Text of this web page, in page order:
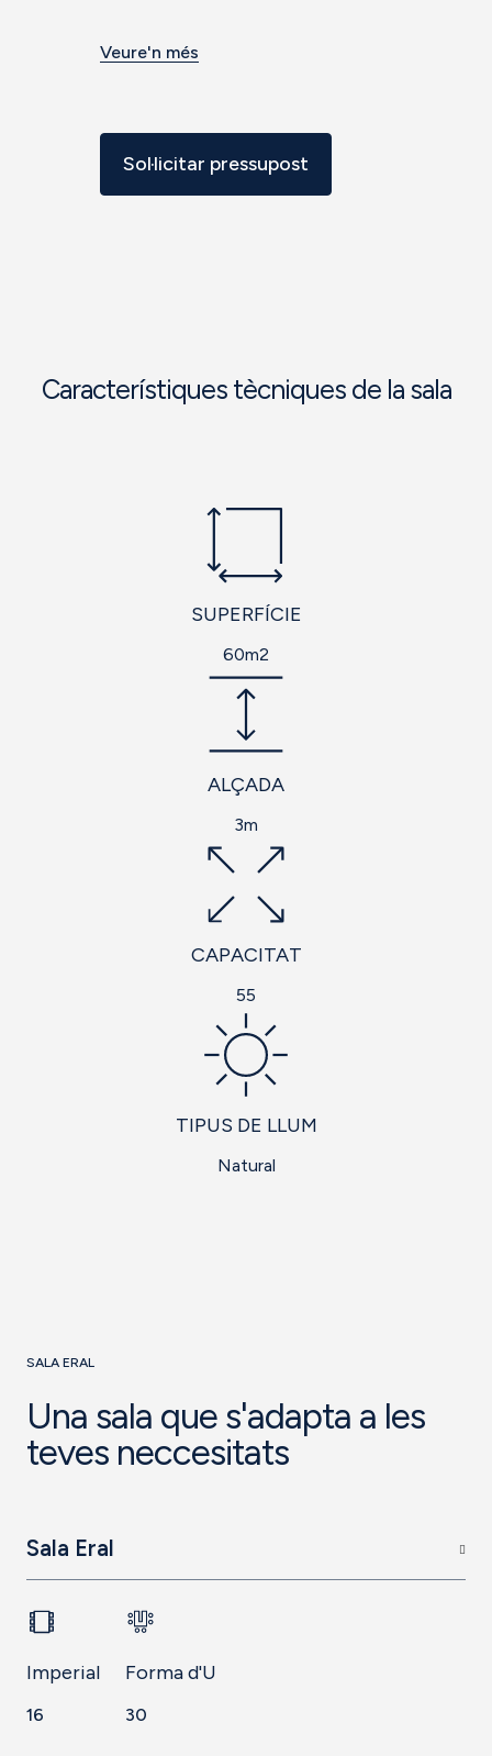
Veure'n més
Sol·licitar pressupost
Característiques tècniques de la sala
SUPERFÍCIE
60m2
ALÇADA
3m
CAPACITAT
55
TIPUS DE LLUM
Natural
SALA ERAL
Una sala que s'adapta a les
teves neccesitats
Sala Eral
Imperial
16
Forma d'U
30